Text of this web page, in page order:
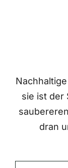
sie ist der
dran